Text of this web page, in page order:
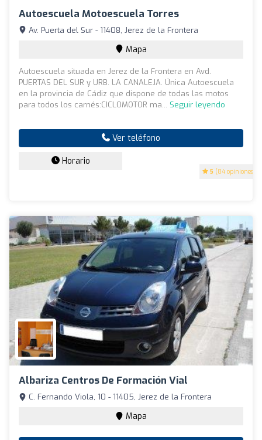
Autoescuela Motoescuela Torres
5 (84 opiniones)
Av. Puerta del Sur - 11408, Jerez de la Frontera
Mapa
Autoescuela situada en Jerez de la Frontera en Avd.
PUERTAS DEL SUR y URB. LA CANALEJA. Única Autoescuela
en la provincia de Cádiz que dispone de todas las motos
para todos los carnés:CICLOMOTOR ma... Seguir leyendo
Ver teléfono
Horario
Albariza Centros De Formación Vial
C. Fernando Viola, 10 - 11405, Jerez de la Frontera
Mapa